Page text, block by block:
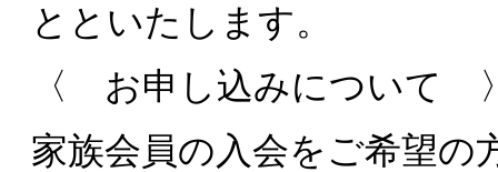
とといたします。
〈 お申し込みについて
家族会員の入会をご希望の